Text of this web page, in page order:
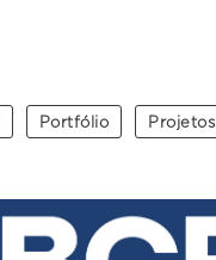
Portfólio Projetos